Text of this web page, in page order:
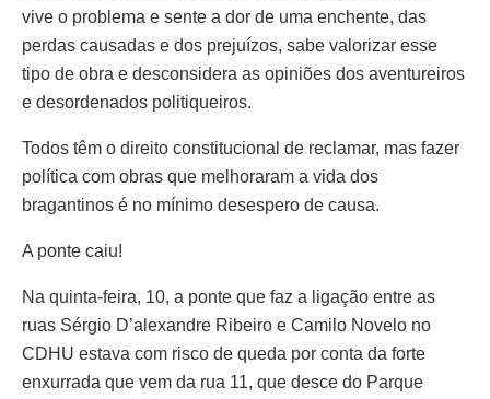
vive o problema e sente a dor de uma enchente, das
perdas causadas e dos prejuízos, sabe valorizar esse
tipo de obra e desconsidera as opiniões dos aventureiros
e desordenados politiqueiros.
Todos têm o direito constitucional de reclamar, mas fazer
política com obras que melhoraram a vida dos
bragantinos é no mínimo desespero de causa.
A ponte caiu!
Na quinta-feira, 10, a ponte que faz a ligação entre as
ruas Sérgio D’alexandre Ribeiro e Camilo Novelo no
CDHU estava com risco de queda por conta da forte
enxurrada que vem da rua 11, que desce do Parque